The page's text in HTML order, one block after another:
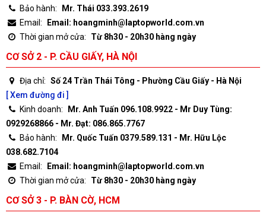
Bảo hành:
Mr. Thái 033.393.2619
Email:
Email: hoangminh@laptopworld.com.vn
Thời gian mở cửa:
Từ 8h30 - 20h30 hàng ngày
CƠ SỞ 2 - P. CẦU GIẤY, HÀ NỘI
Địa chỉ: Số 24 Trần Thái Tông - Phường Cầu Giấy - Hà Nội
[ Xem đường đi ]
Kinh doanh:
Mr. Anh Tuấn 096.108.9922 - Mr Duy Tùng:
0929268866 - Mr. Đạt: 086.865.7767
Bảo hành:
Mr. Quốc Tuấn 0379.589.131 - Mr. Hữu Lộc
038.682.7104
Email:
Email: hoangminh@laptopworld.com.vn
Thời gian mở cửa:
Từ 8h30 - 20h30 hàng ngày
CƠ SỞ 3 - P. BÀN CỜ, HCM